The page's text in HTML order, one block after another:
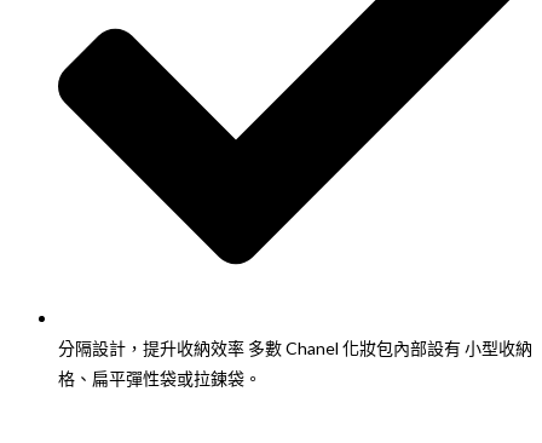
分隔設計，提升收納效率 多數 Chanel 化妝包內部設有 小型收納
格、扁平彈性袋或拉鍊袋。